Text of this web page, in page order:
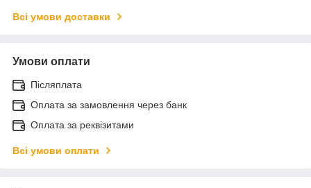
Всі умови доставки
Умови оплати
Післяплата
Оплата за замовлення через банк
Оплата за реквізитами
Всі умови оплати